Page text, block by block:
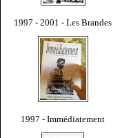
1997 - 2001 - Les Brandes
1997 - Immédiatement